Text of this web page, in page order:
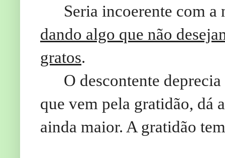
Seria incoerente com a
dando algo que não
gratos.
O descontente
que vem pela gratidão, dá
ainda maior. A gratidão